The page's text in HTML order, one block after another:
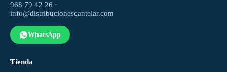
968 79 42 26 ·
info@distribucionescantelar.com
WhatsApp
Tienda